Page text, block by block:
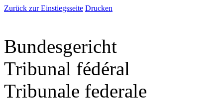
Zurück zur Einstiegsseite Drucken
Bundesgericht
Tribunal fédéral
Tribunale federale